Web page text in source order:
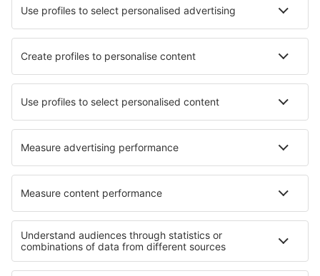
Hotely Mundaghat Hotely in Yungaburra
Hotely in Stavenhagen Hotely in Santa Elena de Uairén
Hotely in Orofino Hotely v Udajpuru
Hotely in Shiroka Polyana Hotely in Pavčina Lehota
Nejlepší hotely - regiony
Hotely v Apulii Hotely při jezeře Como
Hotely v Cinque Terre Hotely in Abruzzo
Hotely in Friuli-Venezia Giulia Hotely v Dobriči